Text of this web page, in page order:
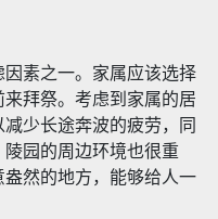
素之一。家属应该选择
拜祭。考虑到家属的居
少长途奔波的疲劳，同
园的周边环境也很重
然的地方，能够给人一